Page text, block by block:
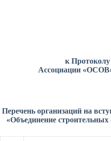
к
Ассоциации
Перечень организаций на
«Объединение строительных